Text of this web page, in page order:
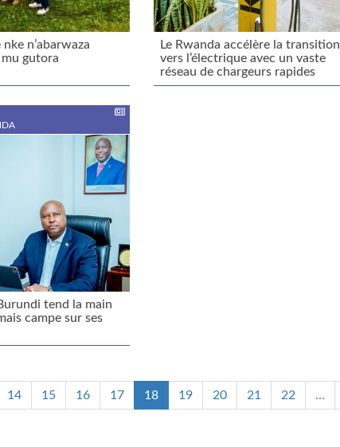
n’abarwaza
gutora
Le Rwanda accélère la transition
vers l’électrique avec un vaste
réseau de chargeurs rapides
tend la main
campe sur ses
14 15 16 17 18 19 20 21 22 …